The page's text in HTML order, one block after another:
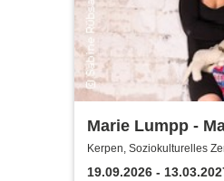
Marie Lumpp -
Plan
Kerpen, Soziokulturelles
19.09.2026 -